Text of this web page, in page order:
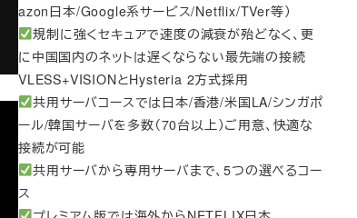
azon日本/Google系サービス/Netflix/TVer等）
規制に強くセキュアで速度の減衰が殆どなく、更
に中国国内のネットは遅くならない最先端の接続
VLESS+VISIONとHysteria 2方式採用
共用サーバコースでは日本/香港/米国LA/シンガポ
ール/韓国サーバを多数（70台以上）ご用意、快適な
接続が可能
共用サーバから専用サーバまで、5つの選べるコー
ス